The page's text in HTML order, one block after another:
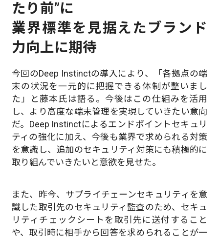
たり前”に
業界標準を見据えたブランド
力向上に期待
今回のDeep Instinctの導入により、「各拠点の端
末の状況を一元的に把握できる体制が整いまし
た」と藤本氏は語る。今後はこの仕組みを活用
し、より高度な端末管理を実現していきたい意向
だ。Deep Instinctによるエンドポイントセキュリ
ティの強化に加え、今後も業界で求められる対策
を意識し、追加のセキュリティ対策にも積極的に
取り組んでいきたいと意欲を見せた。
また、昨今、サプライチェーンセキュリティを意
識した取引先のセキュリティ監査のため、セキュ
リティチェックシートを取引先に送付すること
や、取引時に相手から回答を求められることが一